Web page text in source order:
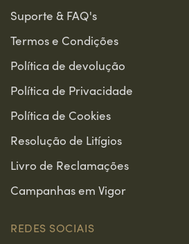
2017
Ultimate Wine Challenge
Challenge International
2014 MEDALHA DE
2015 MEDALHA DE
Suporte & FAQ's
Termos e Condições
Política de devolução
Política de Privacidade
Política de Cookies
Resolução de Litígios
Livro de Reclamações
Campanhas em Vigor
REDES SOCIAIS